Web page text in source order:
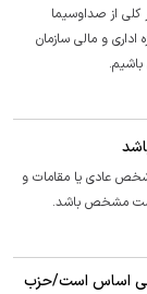
از صداوسیما
و مالی سازمان
عادی یا مقامات و
مشخص باشد.
بی اساس است/حزب